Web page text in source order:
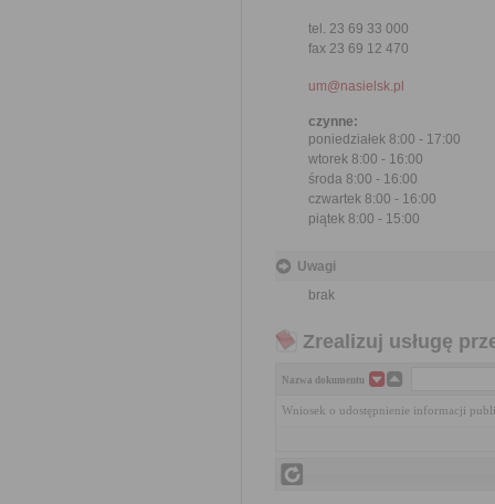
tel. 23 69 33 000
fax 23 69 12 470
um@nasielsk.pl
czynne:
poniedziałek 8:00 - 17:00
wtorek 8:00 - 16:00
środa 8:00 - 16:00
czwartek 8:00 - 16:00
piątek 8:00 - 15:00
Uwagi
brak
Zrealizuj usługę
Nazwa dokumentu
Wniosek o udostępnienie informacji